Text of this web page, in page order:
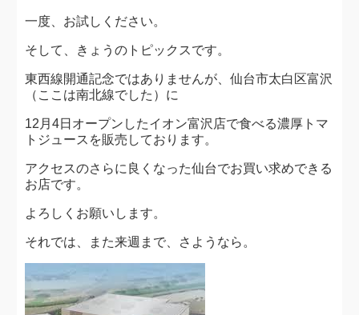
一度、お試しください。
そして、きょうのトピックスです。
東西線開通記念ではありませんが、仙台市太白区富沢
（ここは南北線でした）に
12月4日オープンしたイオン富沢店で食べる濃厚トマ
トジュースを販売しております。
アクセスのさらに良くなった仙台でお買い求めできる
お店です。
よろしくお願いします。
それでは、また来週まで、さようなら。